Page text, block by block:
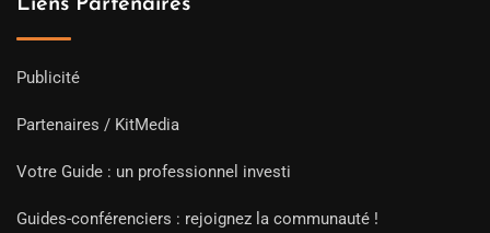
Liens Partenaires
Publicité
Partenaires / KitMedia
Votre Guide : un professionnel investi
Guides-conférenciers : rejoignez la communauté !